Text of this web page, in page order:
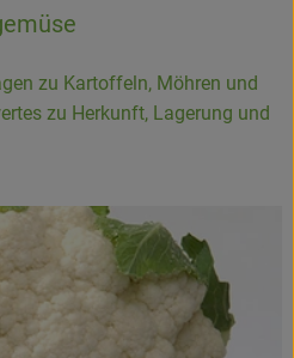
zu Kartoffeln, Möhren und
zu Herkunft, Lagerung und